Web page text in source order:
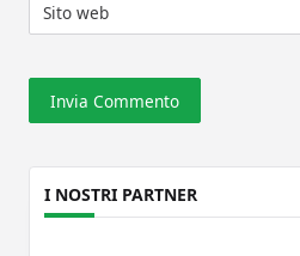
Sito web
I NOSTRI PARTNER